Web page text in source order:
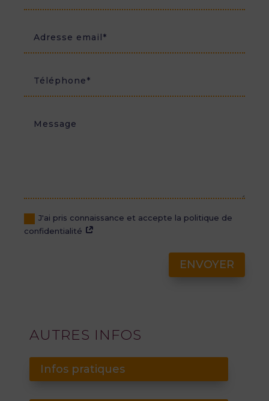
J'ai pris connaissance et accepte la politique de
confidentialité
ENVOYER
AUTRES INFOS
Infos pratiques